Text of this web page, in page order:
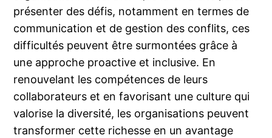
présenter des défis, notamment en termes de
communication et de gestion des conflits, ces
difficultés peuvent être surmontées grâce à
une approche proactive et inclusive. En
renouvelant les compétences de leurs
collaborateurs et en favorisant une culture qui
valorise la diversité, les organisations peuvent
transformer cette richesse en un avantage